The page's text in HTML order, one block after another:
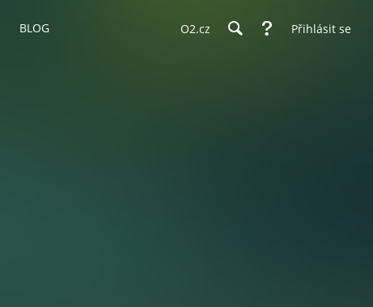
BLOG O2.cz Přihlásit se